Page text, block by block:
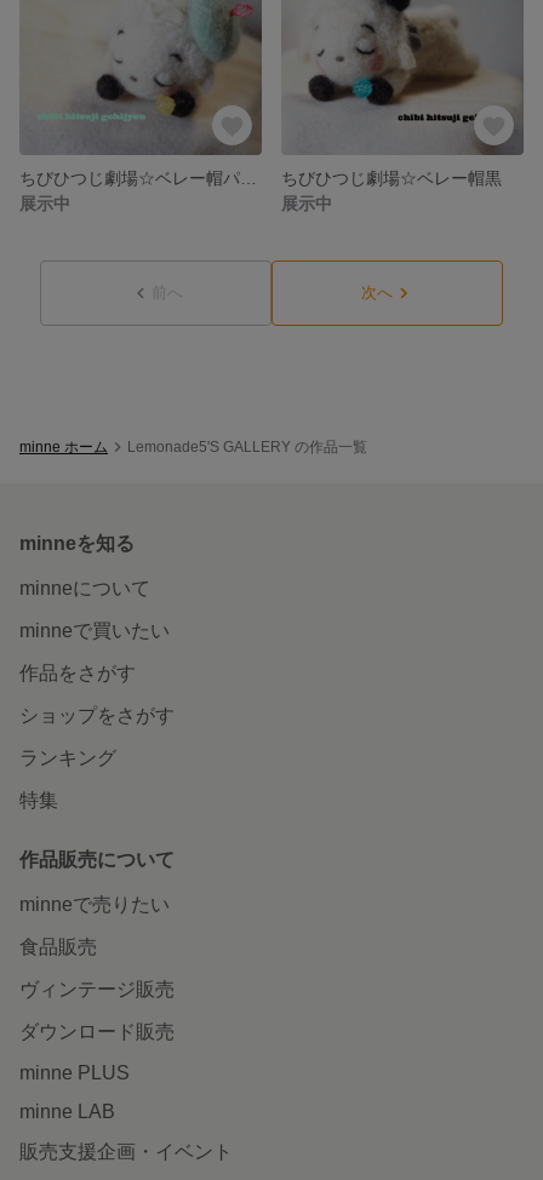
展示中
ちびひつじ劇場☆ベレー帽黒
展示中
前へ 次へ
minne ホーム Lemonade5'S GALLERY の作品一覧
minneを知る
minneについて
minneで買いたい
作品をさがす
ショップをさがす
ランキング
特集
作品販売について
minneで売りたい
食品販売
ヴィンテージ販売
ダウンロード販売
minne PLUS
minne LAB
販売支援企画・イベント